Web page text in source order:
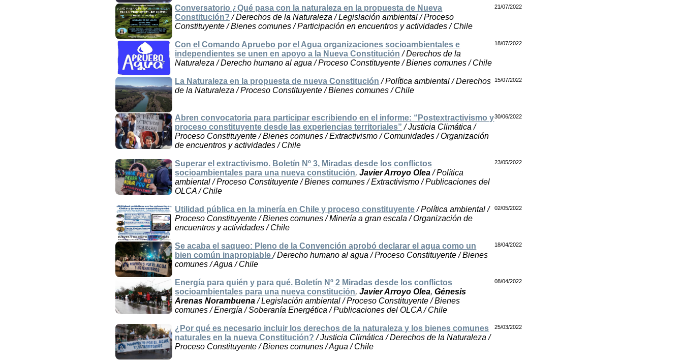
Conversatorio ¿Qué pasa con la naturaleza en la propuesta de Nueva
Constitución? / Derechos de la Naturaleza / Legislación ambiental / Proceso
Constituyente / Bienes comunes / Participación en encuentros y actividades / Chile
21/07/2022
Con el Comando Apruebo por el Agua organizaciones socioambientales e
independientes se unen en apoyo a la Nueva Constitución / Derechos de la
Naturaleza / Derecho humano al agua / Proceso Constituyente / Bienes comunes / Chile
18/07/2022
La Naturaleza en la propuesta de nueva Constitución / Política ambiental / Derechos
de la Naturaleza / Proceso Constituyente / Bienes comunes / Chile
15/07/2022
Abren convocatoria para participar escribiendo en el informe: “Postextractivismo y
proceso constituyente desde las experiencias territoriales” / Justicia Climática /
Proceso Constituyente / Bienes comunes / Extractivismo / Comunidades / Organización
de encuentros y actividades / Chile
30/06/2022
Superar el extractivismo. Boletín Nº 3, Miradas desde los conflictos
socioambientales para una nueva constitución,Javier Arroyo Olea/ Política
ambiental / Proceso Constituyente / Bienes comunes / Extractivismo / Publicaciones del
OLCA / Chile
23/05/2022
Utilidad pública en la minería en Chile y proceso constituyente/ Política ambiental /
Proceso Constituyente / Bienes comunes / Minería a gran escala / Organización de
encuentros y actividades / Chile
02/05/2022
Se acaba el saqueo: Pleno de la Convención aprobó declarar el agua como un
bien común inapropiable/ Derecho humano al agua / Proceso Constituyente / Bienes
comunes / Agua / Chile
18/04/2022
Energía para quién y para qué. Boletín Nº 2 Miradas desde los conflictos
socioambientales para una nueva constitución,Javier Arroyo Olea,Génesis
Arenas Norambuena/ Legislación ambiental / Proceso Constituyente / Bienes
comunes / Energía / Soberanía Energética / Publicaciones del OLCA / Chile
08/04/2022
¿Por qué es necesario incluir los derechos de la naturaleza y los bienes comunes
naturales en la nueva Constitución? / Justicia Climática / Derechos de la Naturaleza /
Proceso Constituyente / Bienes comunes / Agua / Chile
25/03/2022